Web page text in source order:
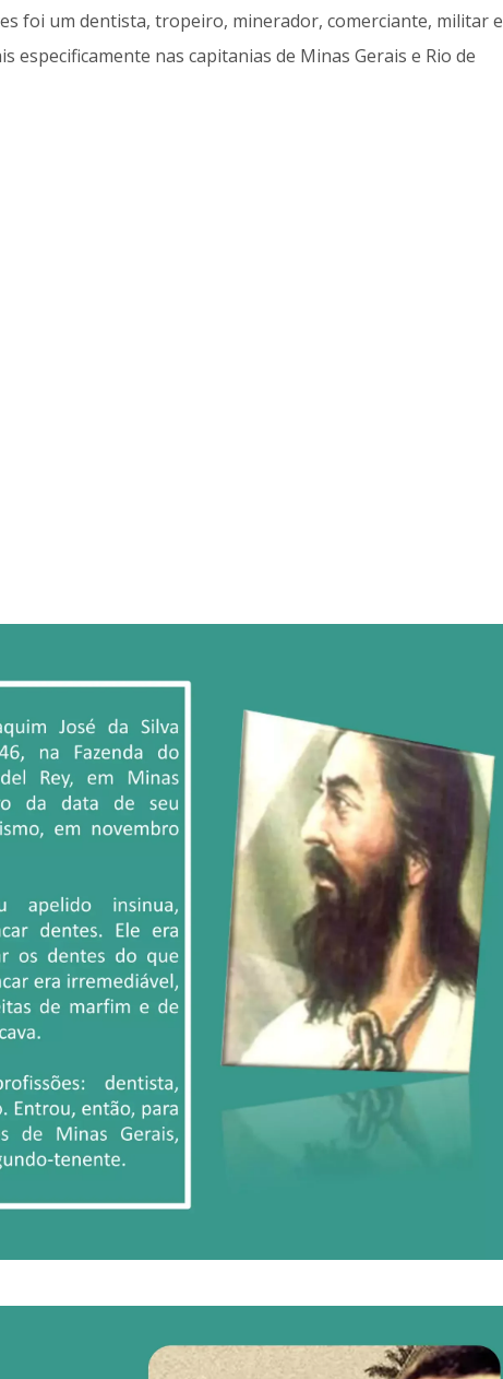
foi um dentista, tropeiro, minerador, comerciante, militar e
especificamente nas capitanias de Minas Gerais e Rio de